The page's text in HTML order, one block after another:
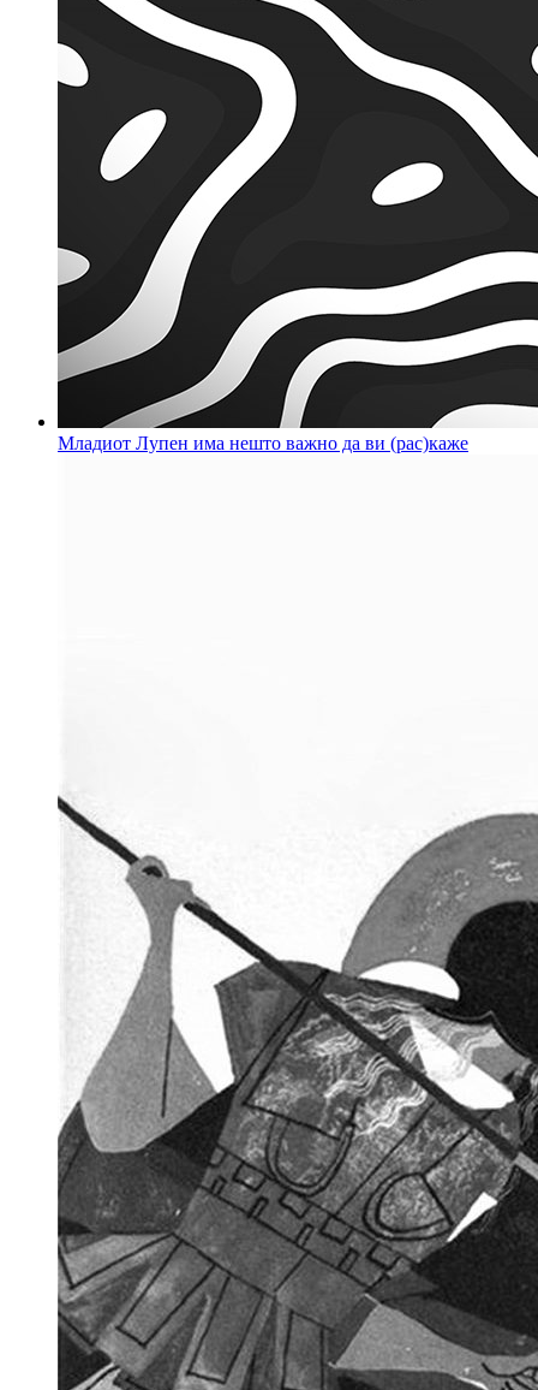
Младиот Лупен има нешто важно да ви (рас)каже